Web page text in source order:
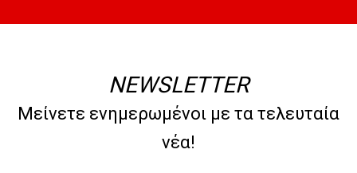
της Βουλής
08:47
10-02-2026 Διαρκής Επιτροπή Μορφωτικών
Υποθέσεων
NEWSLETTER
Μείνετε ενημερωμένοι με τα τελευταία
νέα!